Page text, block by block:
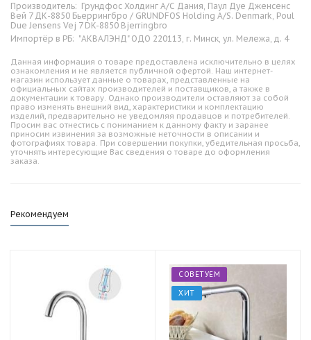
Производитель: Грундфос Холдинг А/С Дания, Паул Дуе Дженсенс
Вей 7 ДК-8850 Бьеррингбро / GRUNDFOS Holding A/S. Denmark, Poul
Due Jensens Vej 7 DK-8850 Bjerringbro
Импортёр в РБ: "АКВАЛЭНД" ОДО 220113, г. Минск, ул. Мележа, д. 4
Данная информация о товаре предоставлена исключительно в целях
ознакомления и не является публичной офертой. Наш интернет-
магазин использует данные о товарах, представленные на
официальных сайтах производителей и поставщиков, а также в
документации к товару. Однако производители оставляют за собой
право изменять внешний вид, характеристики и комплектацию
изделий, предварительно не уведомляя продавцов и потребителей.
Просим вас отнестись с пониманием к данному факту и заранее
приносим извинения за возможные неточности в описании и
фотографиях товара. При совершении покупки, убедительная просьба,
уточнять интересующие Вас сведения о товаре до оформления
заказа.
Рекомендуем
СОВЕТУЕМ
ХИТ